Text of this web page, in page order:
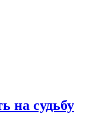
на судьбу